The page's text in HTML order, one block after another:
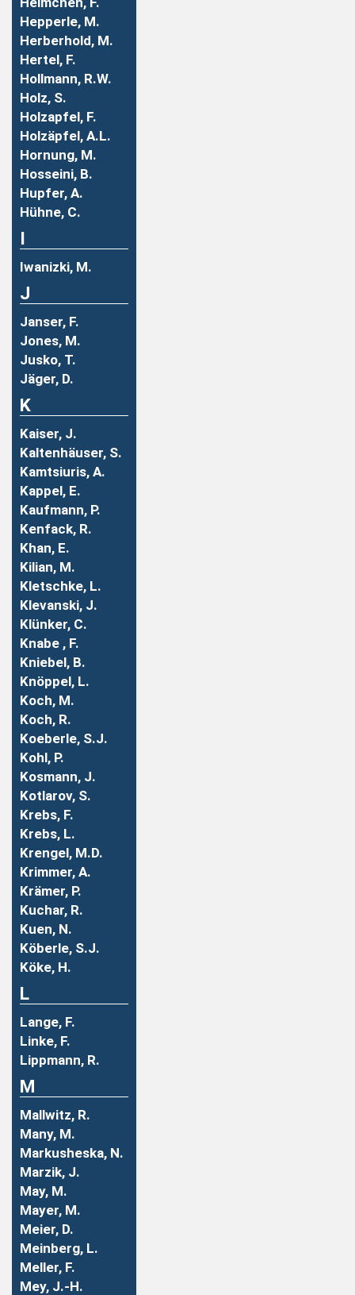
Hepperle, M.
Herberhold, M.
Hertel, F.
Hollmann, R.W.
Holz, S.
Holzapfel, F.
Holzäpfel, A.L.
Hornung, M.
Hosseini, B.
Hupfer, A.
Hühne, C.
I
Iwanizki, M.
J
Janser, F.
Jones, M.
Jusko, T.
Jäger, D.
K
Kaiser, J.
Kaltenhäuser, S.
Kamtsiuris, A.
Kappel, E.
Kaufmann, P.
Kenfack, R.
Khan, E.
Kilian, M.
Kletschke, L.
Klevanski, J.
Klünker, C.
Knabe , F.
Kniebel, B.
Knöppel, L.
Koch, M.
Koch, R.
Koeberle, S.J.
Kohl, P.
Kosmann, J.
Kotlarov, S.
Krebs, F.
Krebs, L.
Krengel, M.D.
Krimmer, A.
Krämer, P.
Kuchar, R.
Kuen, N.
Köberle, S.J.
Köke, H.
L
Lange, F.
Linke, F.
Lippmann, R.
M
Mallwitz, R.
Many, M.
Markusheska, N.
Marzik, J.
May, M.
Mayer, M.
Meier, D.
Meinberg, L.
Meller, F.
Mey, J.-H.